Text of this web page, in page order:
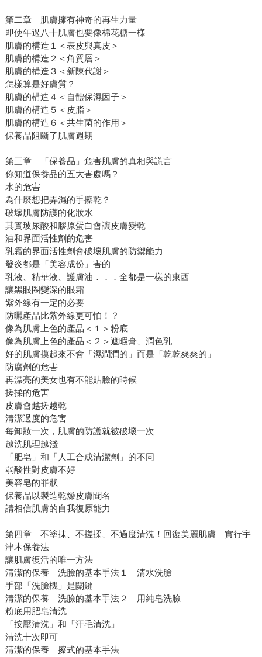
第二章 肌膚擁有神奇的再生力量
即使年過八十肌膚也要像棉花糖一樣
肌膚的構造１＜表皮與真皮＞
肌膚的構造２＜角質層＞
肌膚的構造３＜新陳代謝＞
怎樣算是好膚質？
肌膚的構造４＜自體保濕因子＞
肌膚的構造５＜皮脂＞
肌膚的構造６＜共生菌的作用＞
保養品阻斷了肌膚週期
第三章 「保養品」危害肌膚的真相與謊言
你知道保養品的五大害處嗎？
水的危害
為什麼想把弄濕的手擦乾？
破壞肌膚防護的化妝水
其實玻尿酸和膠原蛋白會讓皮膚變乾
油和界面活性劑的危害
乳霜的界面活性劑會破壞肌膚的防禦能力
發炎都是「美容成份」害的
乳液、精華液、護膚油．．．全都是一樣的東西
讓黑眼圈變深的眼霜
紫外線有一定的必要
防曬產品比紫外線更可怕！？
像為肌膚上色的產品＜１＞粉底
像為肌膚上色的產品＜２＞遮暇膏、潤色乳
好的肌膚摸起來不會「濕潤潤的」而是「乾乾爽爽的」
防腐劑的危害
再漂亮的美女也有不能貼臉的時候
搓揉的危害
皮膚會越搓越乾
清潔過度的危害
每卸妝一次，肌膚的防護就被破壞一次
越洗肌理越淺
「肥皂」和「人工合成清潔劑」的不同
弱酸性對皮膚不好
美容皂的罪狀
保養品以製造乾燥皮膚聞名
請相信肌膚的自我復原能力
第四章 不塗抹、不搓揉、不過度清洗！回復美麗肌膚 實行宇
津木保養法
讓肌膚復活的唯一方法
清潔的保養 洗臉的基本手法１ 清水洗臉
手部「洗臉機」是關鍵
清潔的保養 洗臉的基本手法２ 用純皂洗臉
粉底用肥皂清洗
「按壓清洗」和「汗毛清洗」
清洗十次即可
清潔的保養 擦式的基本手法